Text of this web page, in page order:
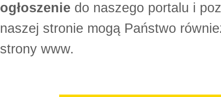
ogłoszenie do naszego portalu i
naszej stronie mogą Państwo
strony www.